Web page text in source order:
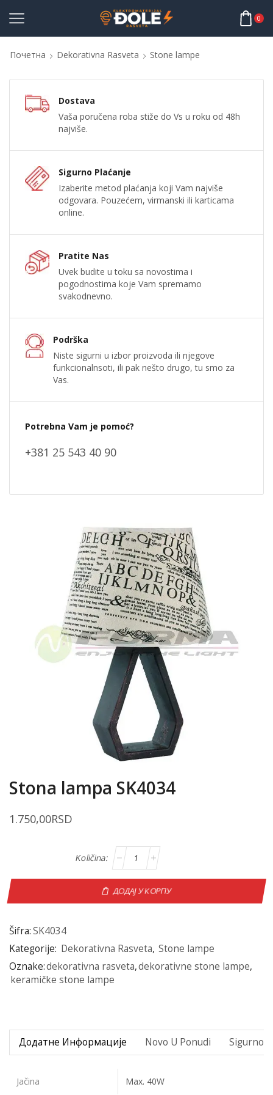
0
Почетна Dekorativna Rasveta Stone lampe
Dostava
Vaša poručena roba stiže do Vs u roku od 48h
najviše.
Sigurno Plaćanje
Izaberite metod plaćanja koji Vam najviše
odgovara. Pouzećem, virmanski ili karticama
online.
Pratite Nas
Uvek budite u toku sa novostima i
pogodnostima koje Vam spremamo
svakodnevno.
Podrška
Niste sigurni u izbor proizvoda ili njegove
funkcionalnsoti, ili pak nešto drugo, tu smo za
Vas.
Potrebna Vam je pomoć?
+381 25 543 40 90
Stona lampa SK4034
1.750,00RSD
ДОДАЈ У КОРПУ
Šifra:SK4034
Kategorije: Dekorativna Rasveta, Stone lampe
Oznake:dekorativna rasveta,dekorativne stone lampe,
keramičke stone lampe
Додатне Информације Novo U Ponudi Sigurno
Jačina Max. 40W